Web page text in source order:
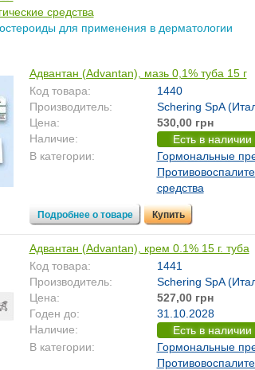
средства
для применения в дерматологии
Адвантан (Advantan), мазь 0,1% туба 15 г
Код товара:
1440
Производитель:
Schering SpA
Цена:
530,00 грн
Наличие:
Есть в наличии
В категории:
Гормональные
средства
Подробнее о товаре Купить
Адвантан (Advantan), крем 0.1% 15 г. туба
Код товара:
1441
Производитель:
Schering SpA
Цена:
527,00 грн
Годен до:
31.10.2028
Наличие:
Есть в наличии
В категории:
Гормональные